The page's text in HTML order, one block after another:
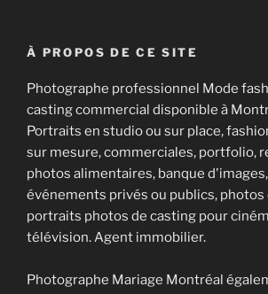
À PROPOS DE CE SITE
Photographe professionnel Mode
casting commercial disponible à
Portraits en studio ou sur place,
sur mesure, commerciales, portfolio,
photos alimentaires, banque
événements privés ou publics, photos
portraits photos de casting pour
télévision. Agent immobilier.
Photographe Mariage Montréal